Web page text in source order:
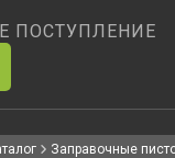
ПОСТУПЛЕНИЕ
Заправочные